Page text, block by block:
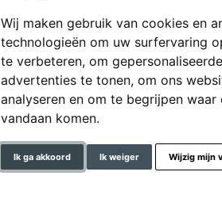
Wij maken gebruik van cookies en
technologieën om uw surfervaring
te verbeteren, om
advertenties te tonen, om ons
analyseren en om te begrijpen waar
vandaan komen.
Ik ga akkoord Ik weiger Wijzig mijn
0,00